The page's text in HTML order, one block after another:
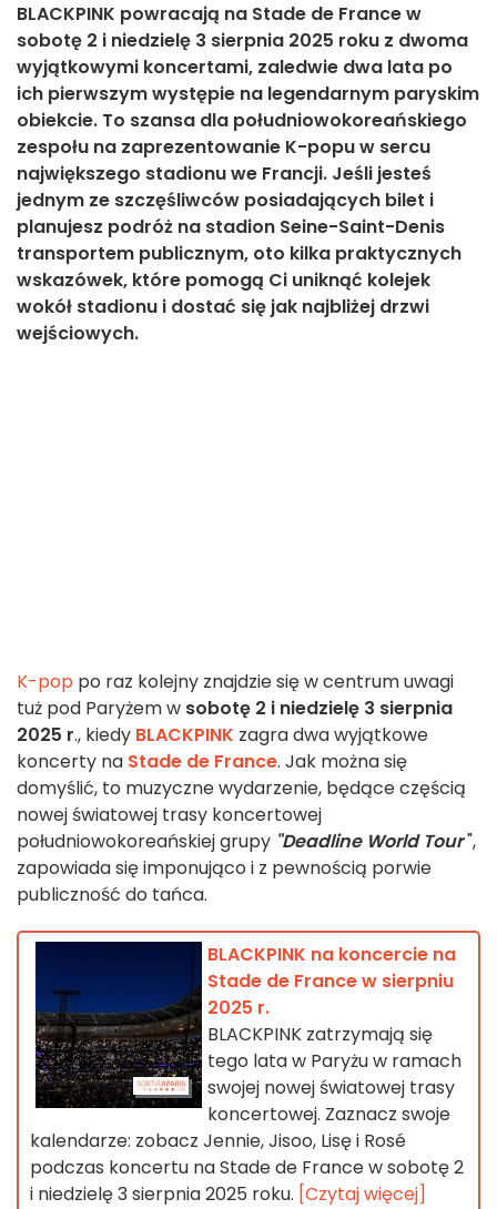
BLACKPINK powracają na Stade de France w
sobotę 2 i niedzielę 3 sierpnia 2025 roku z dwoma
wyjątkowymi koncertami, zaledwie dwa lata po
ich pierwszym występie na legendarnym paryskim
obiekcie. To szansa dla południowokoreańskiego
zespołu na zaprezentowanie K-popu w sercu
największego stadionu we Francji. Jeśli jesteś
jednym ze szczęśliwców posiadających bilet i
planujesz podróż na stadion Seine-Saint-Denis
transportem publicznym, oto kilka praktycznych
wskazówek, które pomogą Ci uniknąć kolejek
wokół stadionu i dostać się jak najbliżej drzwi
wejściowych.
K-pop po raz kolejny znajdzie się w centrum uwagi
tuż pod Paryżem w sobotę 2 i niedzielę 3 sierpnia
2025 r., kiedy BLACKPINK zagra dwa wyjątkowe
koncerty na Stade de France. Jak można się
domyślić, to muzyczne wydarzenie, będące częścią
nowej światowej trasy koncertowej
południowokoreańskiej grupy "Deadline World Tour",
zapowiada się imponująco i z pewnością porwie
publiczność do tańca.
BLACKPINK na koncercie na
Stade de France w sierpniu
2025 r.
BLACKPINK zatrzymają się
tego lata w Paryżu w ramach
swojej nowej światowej trasy
koncertowej. Zaznacz swoje
kalendarze: zobacz Jennie, Jisoo, Lisę i Rosé
podczas koncertu na Stade de France w sobotę 2
i niedzielę 3 sierpnia 2025 roku. [Czytaj więcej]